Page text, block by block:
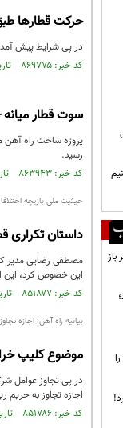
حرکت قطارها
در پی شرایط پیش
کد خبر: ۸۶۹۷۷۵ تاریخ انتشار : ۱۴۰۴/۰۳/۲۳
سوت قطار میانه - اردبیل ۷ ماه
رسید.
کد خبر: ۸۶۳۹۴۳ تاریخ انتشار : ۱۴۰۳/۱۱/۱۳
حیثیت ملی بازیچه
داستان تکراری
مصطفی رضایی مدیر
این خصوص کرد، این
کد خبر: ۸۵۱۸۷۷ تاریخ انتشار : ۱۴۰۳/۰۵/۲۸
بیانیه راه آهن: اجازه
موضوع کلیپ
در پی تجاوز عوامل
اجازه تجاوز به حریم
کد خبر: ۸۵۱۷۸۶ تاریخ انتشار : ۱۴۰۳/۰۵/۲۷